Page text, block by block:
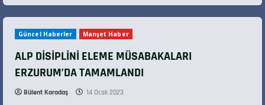
Güncel Haberler Manşet Haber
ALP DİSİPLİNİ ELEME MÜSABAKALARI
ERZURUM’DA TAMAMLANDI
Bülent Karadaş 14 Ocak 2023